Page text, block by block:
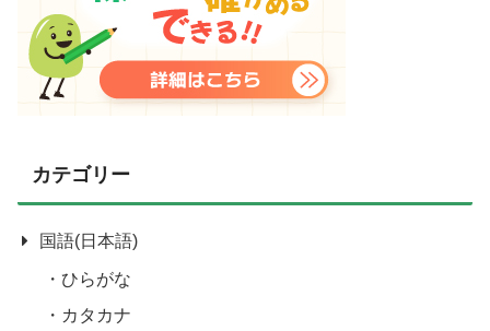
カテゴリー
国語(日本語)
ひらがな
カタカナ